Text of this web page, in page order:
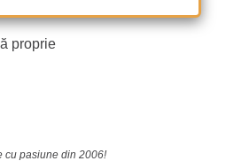
proprie
cu pasiune din 2006!